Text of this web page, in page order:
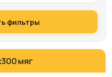
фильтры
мяг